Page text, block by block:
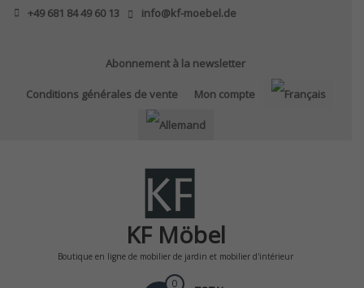
Skip
+49 681 84 49 60 13 info@kf-moebel.de
Abonnement à la newsletter
Conditions générales de vente Mon compte
KF Möbel
Boutique en ligne de mobilier de jardin et mobilier d'intérieur
0